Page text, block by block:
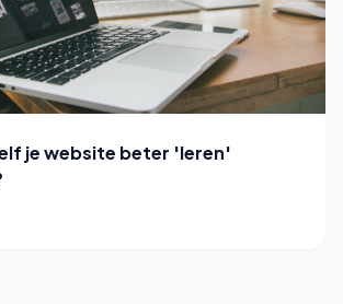
je website beter 'leren'